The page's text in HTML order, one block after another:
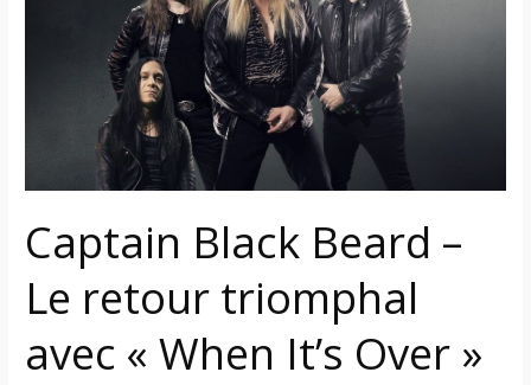
Captain Black Beard –
Le retour triomphal
avec « When It’s Over »
It’s